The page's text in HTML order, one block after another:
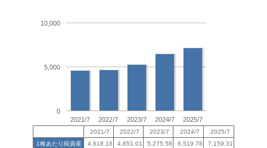
2021/7 2022/7 2023/7 2024/7 2025/7
0
5,000
10,000
2021/7 2022/7 2023/7 2024/7
2025/7
1株あたり純資産
4,618.16 4,651.01 5,275.58 6,519.78 7,159.31